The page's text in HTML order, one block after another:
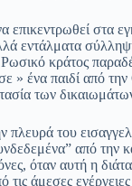
επικεντρωθεί στα
εντάλματα
κράτος
» ένα παιδί από
των
πλευρά του
από την
όταν αυτή η
τις άμεσες